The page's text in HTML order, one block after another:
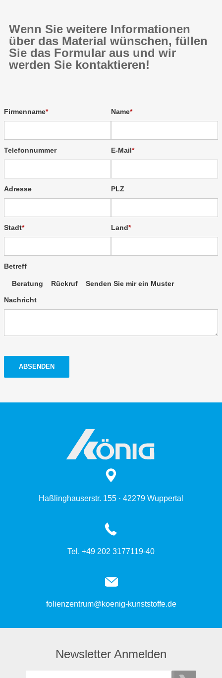
Wenn Sie weitere Informationen
über das Material wünschen, füllen
Sie das Formular aus und wir
werden Sie kontaktieren!
Firmenname Name
Telefonnummer E-Mail
Adresse PLZ
Stadt Land
Betreff
Beratung Rückruf Senden Sie mir ein Muster
Nachricht
ABSENDEN
Haßlinghauserstr. 155 · 42279 Wuppertal
Tel. +49 202 3177119-40
folienzentrum@koenig-kunststoffe.de
Newsletter Anmelden